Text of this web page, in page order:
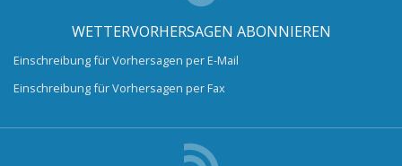
WETTERVORHERSAGEN ABONNIEREN
Einschreibung für Vorhersagen per E-Mail
Einschreibung für Vorhersagen per Fax